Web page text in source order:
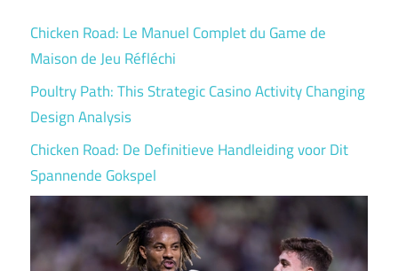
Chicken Road: Le Manuel Complet du Game de
Maison de Jeu Réfléchi
Poultry Path: This Strategic Casino Activity Changing
Design Analysis
Chicken Road: De Definitieve Handleiding voor Dit
Spannende Gokspel